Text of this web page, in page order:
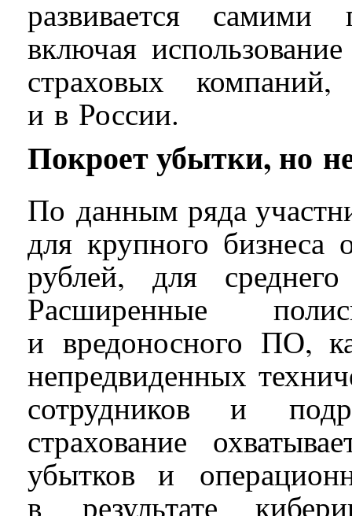
развивается самими
включая
страховых
и в России.
Покроет убытки, но
По данным ряда
для крупного
рублей, для
Расширенные
и вредоносного ПО,
непредвиденных
сотрудников и
страхование
убытков и
в результате